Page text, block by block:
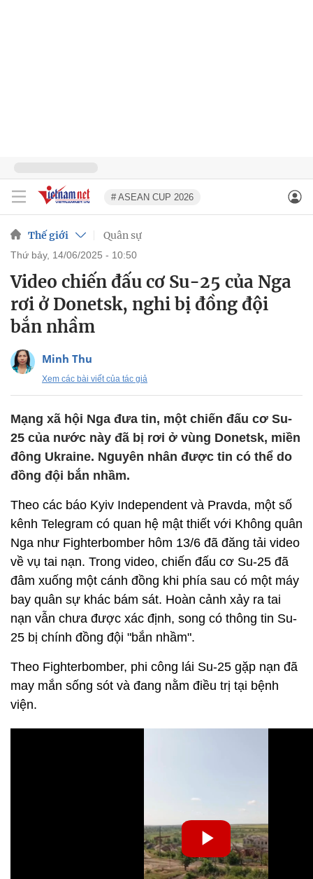
# ASEAN CUP 2026
Thế giới Quân sự
thứ bảy, 14/06/2025 - 10:50
Video chiến đấu cơ Su-25 của Nga
rơi ở Donetsk, nghi bị đồng đội
bắn nhầm
Minh Thu
Xem các bài viết của tác giả
Mạng xã hội Nga đưa tin, một chiến đấu cơ Su-
25 của nước này đã bị rơi ở vùng Donetsk, miền
đông Ukraine. Nguyên nhân được tin có thể do
đồng đội bắn nhầm.
Theo các báo Kyiv Independent và Pravda, một số
kênh Telegram có quan hệ mật thiết với Không quân
Nga như Fighterbomber hôm 13/6 đã đăng tải video
về vụ tai nạn. Trong video, chiến đấu cơ Su-25 đã
đâm xuống một cánh đồng khi phía sau có một máy
bay quân sự khác bám sát. Hoàn cảnh xảy ra tai
nạn vẫn chưa được xác định, song có thông tin Su-
25 bị chính đồng đội "bắn nhầm".
Theo Fighterbomber, phi công lái Su-25 gặp nạn đã
may mắn sống sót và đang nằm điều trị tại bệnh
viện.